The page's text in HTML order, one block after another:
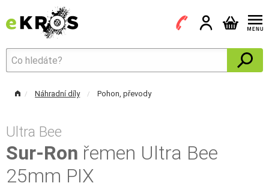
Náhradní díly Pohon, převody
Ultra Bee
Sur-Ron řemen Ultra Bee
25mm PIX